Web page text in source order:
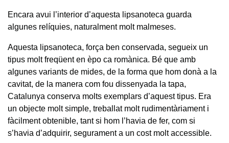
Encara avui l’interior d’aquesta lipsanoteca guarda
algunes relíquies, naturalment molt malmeses.
Aquesta lipsanoteca, força ben conservada, segueix un
tipus molt freqüent en èpo ca romànica. Bé que amb
algunes variants de mides, de la forma que hom donà a la
cavitat, de la manera com fou dissenyada la tapa,
Catalunya conserva molts exemplars d’aquest tipus. Era
un objecte molt simple, treballat molt rudimentàriament i
fàcilment obtenible, tant si hom l’havia de fer, com si
s’havia d’adquirir, segurament a un cost molt accessible.